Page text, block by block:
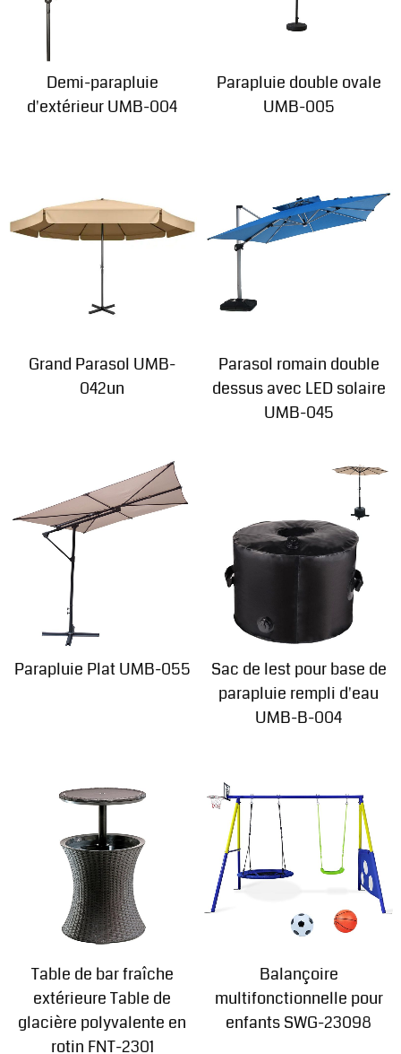
Demi-parapluie
d'extérieur UMB-004
Parapluie double ovale
UMB-005
Grand Parasol UMB-
042un
Parasol romain double
dessus avec LED solaire
UMB-045
Parapluie Plat UMB-055
Sac de lest pour base de
parapluie rempli d'eau
UMB-B-004
Table de bar fraîche
extérieure Table de
glacière polyvalente en
rotin FNT-2301
Balançoire
multifonctionnelle pour
enfants SWG-23098